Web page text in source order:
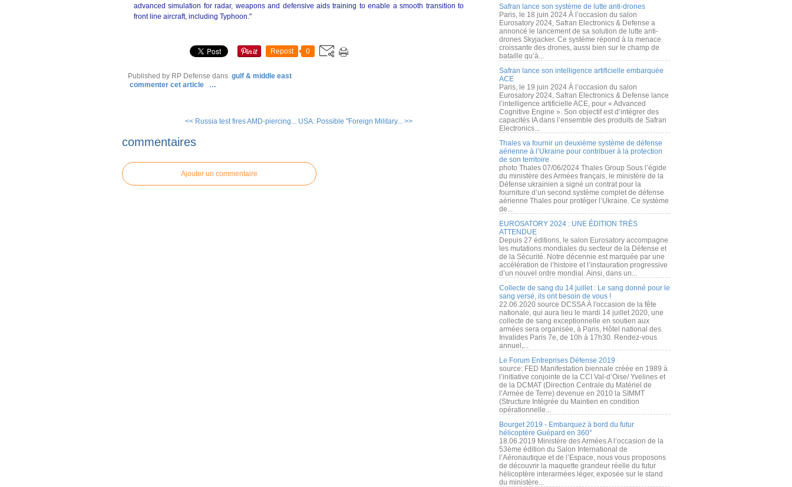
advanced simulation for radar, weapons and defensive aids training to enable a smooth transition to
front line aircraft, including Typhoon."
Repost 0
Published by RP Defense dans gulf & middle east
commenter cet article
…
<< Russia test fires AMD-piercing... USA: Possible "Foreign Military... >>
commentaires
Ajouter un commentaire
Safran lance son système de lutte anti-drones
Paris, le 18 juin 2024 À l’occasion du salon
Eurosatory 2024, Safran Electronics & Defense a
annoncé le lancement de sa solution de lutte anti-
drones Skyjacker. Ce système répond à la menace
croissante des drones, aussi bien sur le champ de
bataille qu’à...
Safran lance son intelligence artificielle embarquée
ACE
Paris, le 19 juin 2024 À l’occasion du salon
Eurosatory 2024, Safran Electronics & Defense lance
l’intelligence artificielle ACE, pour « Advanced
Cognitive Engine ». Son objectif est d’intégrer des
capacités IA dans l’ensemble des produits de Safran
Electronics...
Thales va fournir un deuxième système de défense
aérienne à l’Ukraine pour contribuer à la protection
de son territoire
photo Thales 07/06/2024 Thales Group Sous l’égide
du ministère des Armées français, le ministère de la
Défense ukrainien a signé un contrat pour la
fourniture d’un second système complet de défense
aérienne Thales pour protéger l’Ukraine. Ce système
de...
EUROSATORY 2024 : UNE ÉDITION TRÈS
ATTENDUE
Depuis 27 éditions, le salon Eurosatory accompagne
les mutations mondiales du secteur de la Défense et
de la Sécurité. Notre décennie est marquée par une
accélération de l’histoire et l’instauration progressive
d’un nouvel ordre mondial. Ainsi, dans un...
Collecte de sang du 14 juillet : Le sang donné pour le
sang versé, ils ont besoin de vous !
22.06.2020 source DCSSA À l'occasion de la fête
nationale, qui aura lieu le mardi 14 juillet 2020, une
collecte de sang exceptionnelle en soutien aux
armées sera organisée, à Paris, Hôtel national des
Invalides Paris 7e, de 10h à 17h30. Rendez-vous
annuel,...
Le Forum Entreprises Défense 2019
source: FED Manifestation biennale créée en 1989 à
l’initiative conjointe de la CCI Val-d’Oise/ Yvelines et
de la DCMAT (Direction Centrale du Matériel de
l’Armée de Terre) devenue en 2010 la SIMMT
(Structure Intégrée du Maintien en condition
opérationnelle...
Bourget 2019 - Embarquez à bord du futur
hélicoptère Guépard en 360°
18.06.2019 Ministère des Armées A l’occasion de la
53ème édition du Salon International de
l’Aéronautique et de l’Espace, nous vous proposons
de découvrir la maquette grandeur réelle du futur
hélicoptère interarmées léger, exposée sur le stand
du ministère...